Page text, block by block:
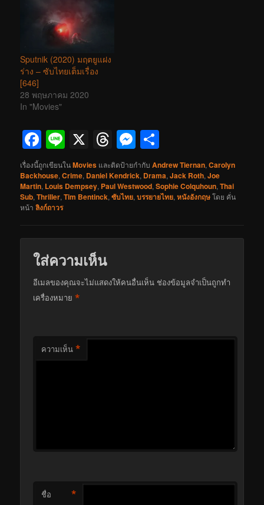
Sputnik (2020) มฤตยูแฝง
ร่าง – ซับไทยเต็มเรื่อง
[646]
28 พฤษภาคม 2020
In "Movies"
Facebook
Line
X Threads
Messenger
เรื่องนี้ถูกเขียนในMovies และติดป้ายกำกับAndrew Tiernan,Carolyn
Backhouse,Crime, Daniel Kendrick, Drama,Jack Roth,Joe
Martin, Louis Dempsey, Paul Westwood,Sophie Colquhoun,Thai
Sub,Thriller,Tim Bentinck,ซับไทย,บรรยายไทย,หนังอังกฤษโดย คั่น
หน้าลิงก์ถาวร
ใส่ความเห็น
อีเมลของคุณจะไม่แสดงให้คนอื่นเห็น ช่องข้อมูลจำเป็นถูกทำ
เครื่องหมาย*
ความเห็น *
ชื่อ *